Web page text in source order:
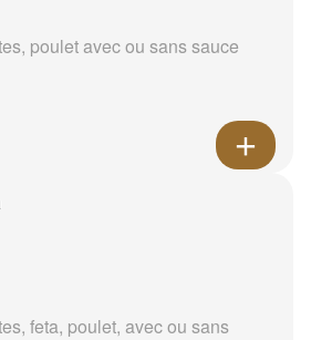
poulet avec ou sans sauce
feta, poulet, avec ou sans